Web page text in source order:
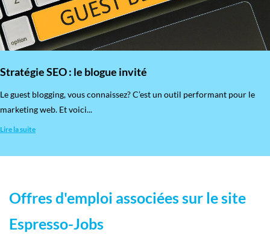
Stratégie SEO : le blogue invité
​Le guest blogging, vous connaissez? C’est un outil performant pour le
marketing web. Et voici...
Lire la suite
Offres d'emploi associées sur le site
Espresso-Jobs